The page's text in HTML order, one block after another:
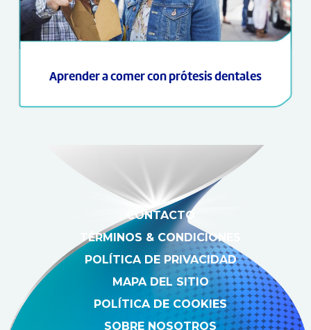
Aprender a comer con prótesis dentales
CONTACTO
TÉRMINOS & CONDICIONES
POLÍTICA DE PRIVACIDAD
MAPA DEL SITIO
POLÍTICA DE COOKIES
SOBRE NOSOTROS